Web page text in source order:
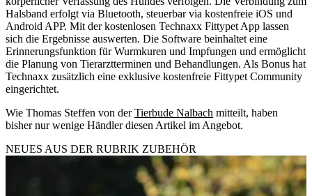
Halsband erfolgt via Bluetooth, steuerbar via kostenfreie iOS und
Android APP. Mit der kostenlosen Technaxx Fittypet App lassen
sich die Ergebnisse auswerten. Die Software beinhaltet eine
Erinnerungsfunktion für Wurmkuren und Impfungen und ermöglicht
die Planung von Tierarztterminen und Behandlungen. Als Bonus hat
Technaxx zusätzlich eine exklusive kostenfreie Fittypet Community
eingerichtet.
Wie Thomas Steffen von derTierbude Nalbach mitteilt, haben
bisher nur wenige Händler diesen Artikel im Angebot.
NEUES AUS DER RUBRIK ZUBEHÖR